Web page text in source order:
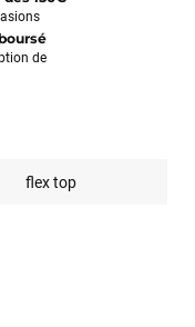
de
flex top